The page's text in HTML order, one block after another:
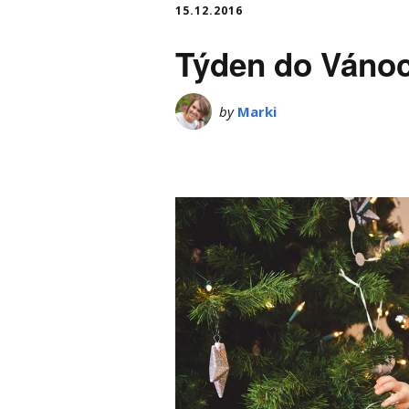
15.12.2016
Týden do
by Marki